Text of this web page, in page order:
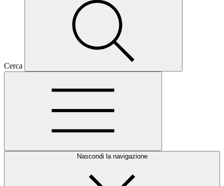
Cerca
Nascondi la navigazione